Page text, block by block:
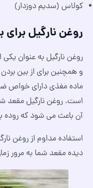
کولاس (سدیم دوزدار)
روغن نارگیل برای
روغن نارگیل به عنوان
و همچنین برای از بین
ماده مغذی دارای خواص
است. روغن نارگیل مقعد
آن باعث می شود که روده
استفاده مداوم از روغن
دیده مقعد شما به مرور